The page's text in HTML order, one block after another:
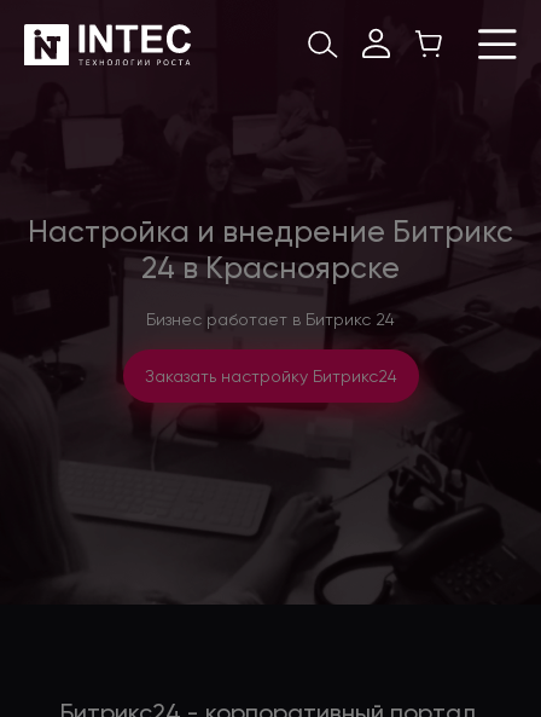
Настройка и внедрение Битрикс
24 в Красноярске
Бизнес работает в Битрикс 24
Заказать настройку Битрикс24